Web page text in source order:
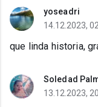
yoseadri
14.12.2023,
que linda historia,
Soledad
13.12.2023,